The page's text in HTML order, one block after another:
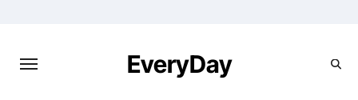
EveryDay